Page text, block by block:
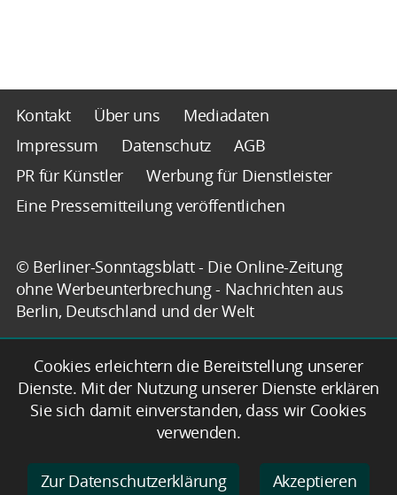
Kontakt Über uns
Mediadaten
Impressum
Datenschutz
AGB
PR für Künstler
Werbung für Dienstleister
Eine Pressemitteilung veröffentlichen
© Berliner-Sonntagsblatt - Die Online-Zeitung
ohne Werbeunterbrechung - Nachrichten aus
Berlin, Deutschland und der Welt
Cookies erleichtern die Bereitstellung unserer
Dienste. Mit der Nutzung unserer Dienste erklären
Sie sich damit einverstanden, dass wir Cookies
verwenden.
Zur Datenschutzerklärung Akzeptieren